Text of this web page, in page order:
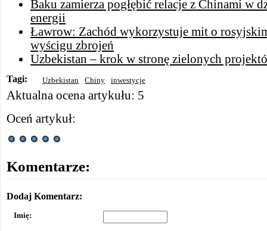
Baku zamierza pogłębić relacje z Chinami w
energii
Ławrow: Zachód wykorzystuje mit o
wyścigu zbrojeń
Uzbekistan – krok w stronę zielonych
Tagi: Uzbekistan Chiny inwestycje
Aktualna ocena artykułu: 5
Oceń artykuł:
Komentarze:
Dodaj Komentarz:
Imię: